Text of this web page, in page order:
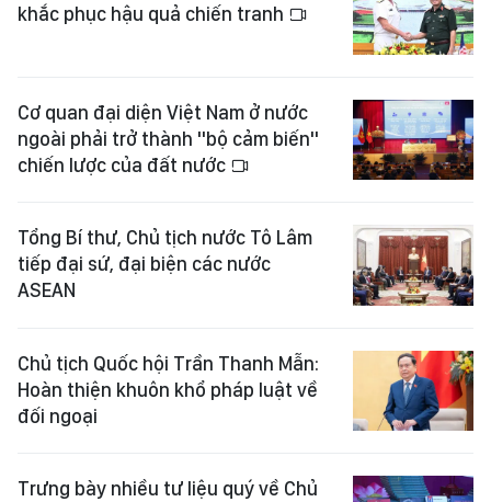
khắc phục hậu quả chiến tranh
Cơ quan đại diện Việt Nam ở nước
ngoài phải trở thành "bộ cảm biến"
chiến lược của đất nước
Tổng Bí thư, Chủ tịch nước Tô Lâm
tiếp đại sứ, đại biện các nước
ASEAN
Chủ tịch Quốc hội Trần Thanh Mẫn:
Hoàn thiện khuôn khổ pháp luật về
đối ngoại
Trưng bày nhiều tư liệu quý về Chủ